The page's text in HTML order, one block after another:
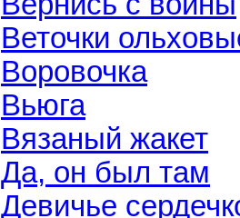
Веточки
Воровочка
Вьюга
Вязаный жакет
Да, он был там
Девичье